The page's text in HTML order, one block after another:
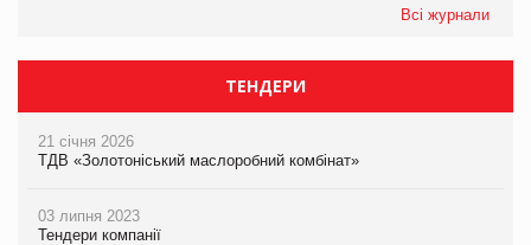
Всі журнали
ТЕНДЕРИ
21 січня 2026
ТДВ «Золотоніський маслоробний комбінат»
03 липня 2023
Тендери компанії